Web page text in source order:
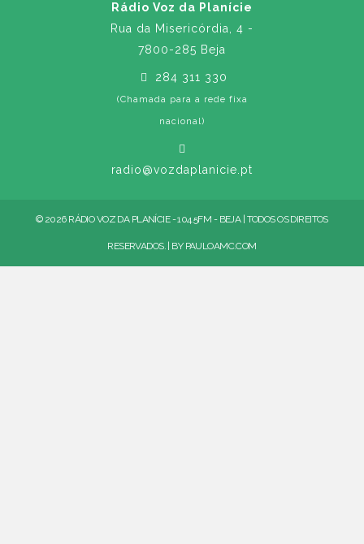
Rádio Voz da Planície
Rua da Misericórdia, 4 -
7800-285 Beja
284 311 330
(Chamada para a rede fixa
nacional)
radio@vozdaplanicie.pt
© 2026 RÁDIO VOZ DA PLANÍCIE - 104.5FM - BEJA | TODOS OS DIREITOS
RESERVADOS. | BY PAULOAMC.COM